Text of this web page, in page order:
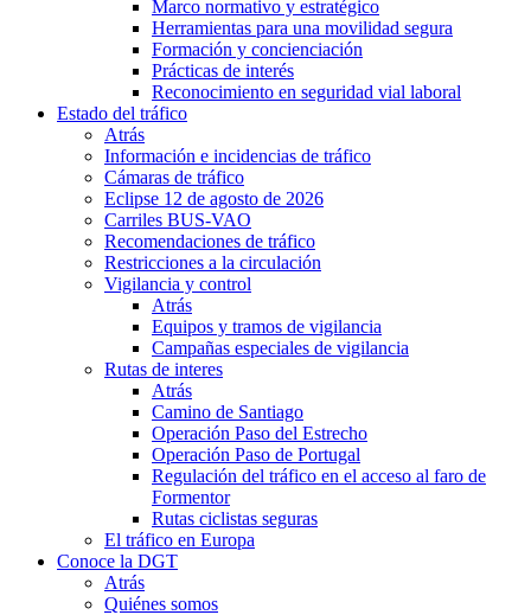
Marco normativo y estratégico
Herramientas para una movilidad segura
Formación y concienciación
Prácticas de interés
Reconocimiento en seguridad vial laboral
Estado del tráfico
Atrás
Información e incidencias de tráfico
Cámaras de tráfico
Eclipse 12 de agosto de 2026
Carriles BUS-VAO
Recomendaciones de tráfico
Restricciones a la circulación
Vigilancia y control
Atrás
Equipos y tramos de vigilancia
Campañas especiales de vigilancia
Rutas de interes
Atrás
Camino de Santiago
Operación Paso del Estrecho
Operación Paso de Portugal
Regulación del tráfico en el acceso al faro de
Formentor
Rutas ciclistas seguras
El tráfico en Europa
Conoce la DGT
Atrás
Quiénes somos